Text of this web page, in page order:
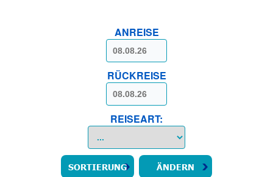
ANREISE
RÜCKREISE
REISEART: